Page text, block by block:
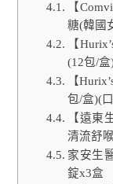
【
糖(韓國
【
(12包/
【
包/盒)(
【遠東
清流舒
家安生
錠x3盒